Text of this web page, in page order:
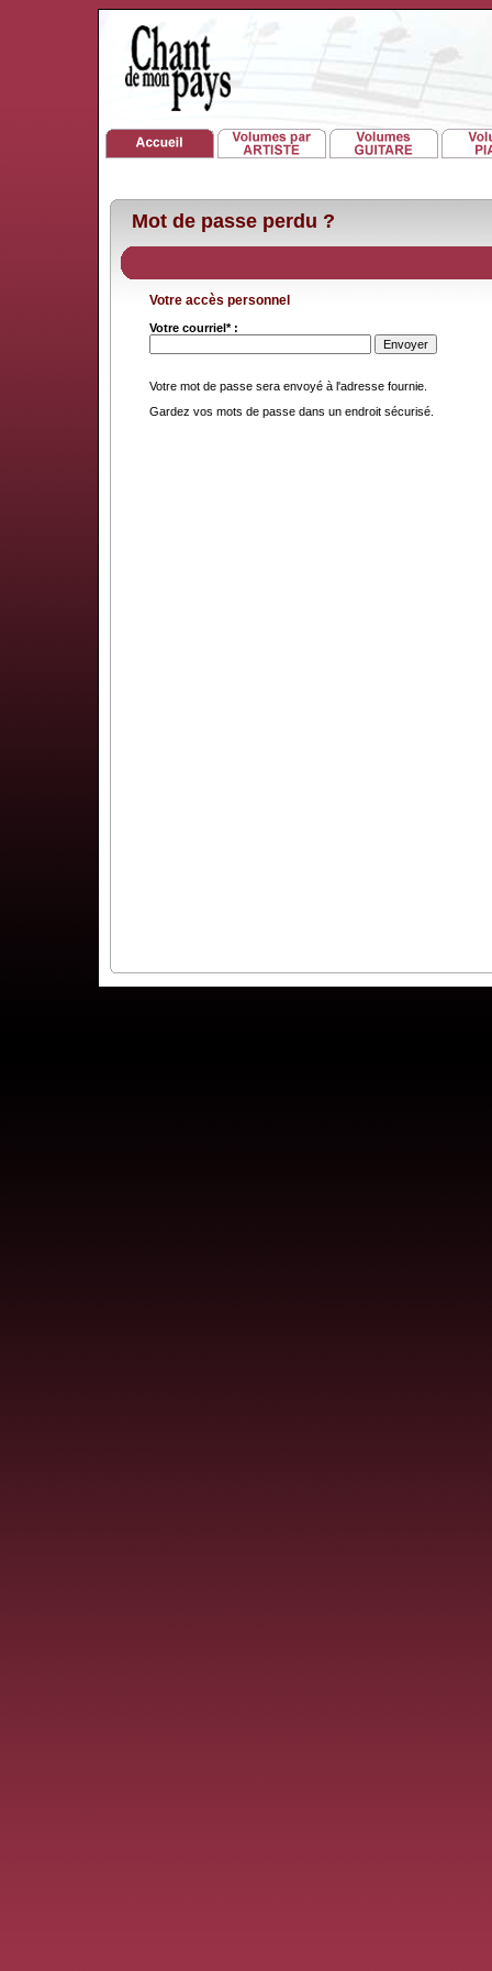
Mot de passe perdu ?
Votre accès personnel
Votre courriel* :
Votre mot de passe sera envoyé à l'adresse fournie.
Gardez vos mots de passe dans un endroit sécurisé.